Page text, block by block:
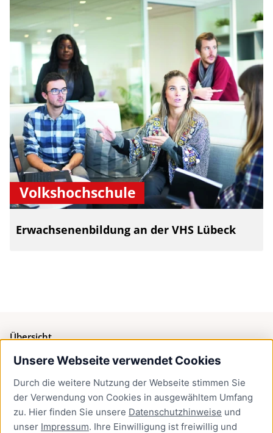
Unsere Webseite verwendet Cookies
Durch die weitere Nutzung der Webseite stimmen Sie
der Verwendung von Cookies in ausgewähltem Umfang
zu. Hier finden Sie unsere Datenschutzhinweise und
unser Impressum. Ihre Einwilligung ist freiwillig und
Volkshochschule
Erwachsenenbildung an der VHS Lübeck
Übersicht
Bürgerservice
Presse
Newsletter Lübeck:kompakt
Kontakt